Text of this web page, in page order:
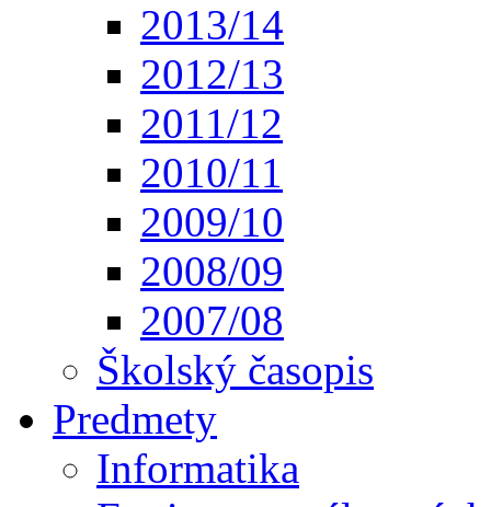
2013/14
2012/13
2011/12
2010/11
2009/10
2008/09
2007/08
Školský časopis
Predmety
Informatika